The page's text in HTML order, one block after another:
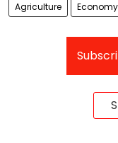
Agriculture Economy